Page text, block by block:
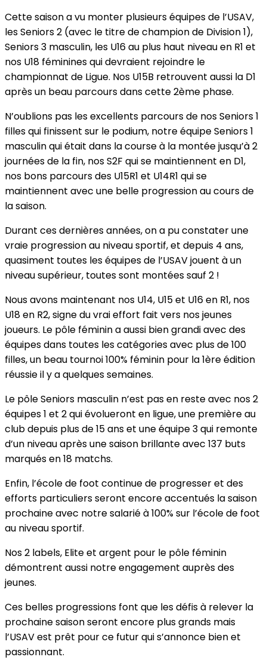
Cette saison a vu monter plusieurs équipes de l’USAV,
les Seniors 2 (avec le titre de champion de Division 1),
Seniors 3 masculin, les U16 au plus haut niveau en R1 et
nos U18 féminines qui devraient rejoindre le
championnat de Ligue. Nos U15B retrouvent aussi la D1
après un beau parcours dans cette 2ème phase.
N’oublions pas les excellents parcours de nos Seniors 1
filles qui finissent sur le podium, notre équipe Seniors 1
masculin qui était dans la course à la montée jusqu’à 2
journées de la fin, nos S2F qui se maintiennent en D1,
nos bons parcours des U15R1 et U14R1 qui se
maintiennent avec une belle progression au cours de
la saison.
Durant ces dernières années, on a pu constater une
vraie progression au niveau sportif, et depuis 4 ans,
quasiment toutes les équipes de l’USAV jouent à un
niveau supérieur, toutes sont montées sauf 2 !
Nous avons maintenant nos U14, U15 et U16 en R1, nos
U18 en R2, signe du vrai effort fait vers nos jeunes
joueurs. Le pôle féminin a aussi bien grandi avec des
équipes dans toutes les catégories avec plus de 100
filles, un beau tournoi 100% féminin pour la 1ère édition
réussie il y a quelques semaines.
Le pôle Seniors masculin n’est pas en reste avec nos 2
équipes 1 et 2 qui évolueront en ligue, une première au
club depuis plus de 15 ans et une équipe 3 qui remonte
d’un niveau après une saison brillante avec 137 buts
marqués en 18 matchs.
Enfin, l’école de foot continue de progresser et des
efforts particuliers seront encore accentués la saison
prochaine avec notre salarié à 100% sur l’école de foot
au niveau sportif.
Nos 2 labels, Elite et argent pour le pôle féminin
démontrent aussi notre engagement auprès des
jeunes.
Ces belles progressions font que les défis à relever la
prochaine saison seront encore plus grands mais
l’USAV est prêt pour ce futur qui s’annonce bien et
passionnant.